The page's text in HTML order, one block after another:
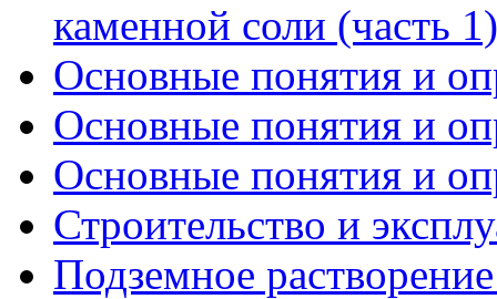
каменной соли (часть 1)
Основные понятия и
Основные понятия и
Основные понятия и
Строительство и
Подземное